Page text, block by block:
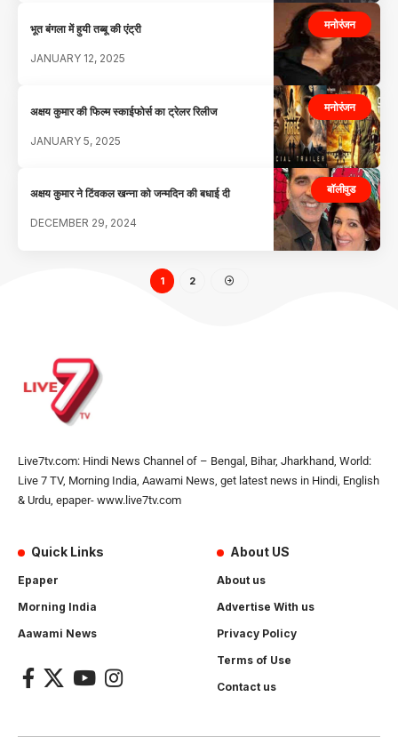
मनोरंजन
भूत बंगला में हुयी तब्बू की एंट्री
JANUARY 12, 2025
मनोरंजन
अक्षय कुमार की फिल्म स्काईफोर्स का ट्रेलर रिलीज
JANUARY 5, 2025
बॉलीवुड
अक्षय कुमार ने टिंवकल खन्ना को जन्मदिन की बधाई दी
DECEMBER 29, 2024
1 2
Live7tv.com: Hindi News Channel of – Bengal, Bihar, Jharkhand, World:
Live 7 TV, Morning India, Aawami News, get latest news in Hindi, English
& Urdu, epaper- www.live7tv.com
Quick Links
Epaper
Morning India
Aawami News
About US
About us
Advertise With us
Privacy Policy
Terms of Use
Contact us